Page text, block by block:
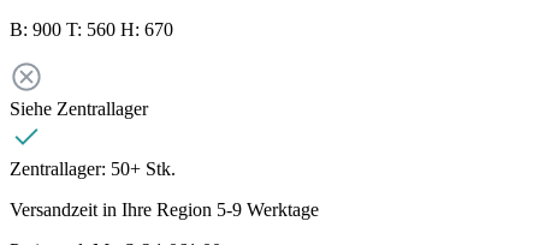
B: 900 T: 560 H: 670
Siehe Zentrallager
Zentrallager: 50+ Stk.
Versandzeit in Ihre Region 5-9 Werktage